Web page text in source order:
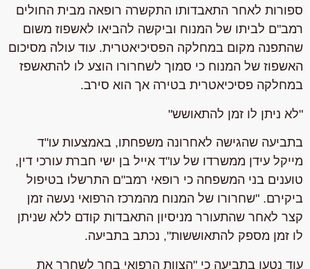
ספורות לאחר התאבדותו התקשרה רופאה מבית החולים
רמב"ם לביתו של המנוח וביקשה להביאו לאשפוז משום
שהתפנה מקום במחלקה הפסיכיאטרית. עוד עולה מסיכום
האשפוז של המנוח כי סמוך לשחרורו הוצע לו להתאשפז
במחלקה פסיכיאטרית בטירה אך הוא סירב.
"לא ניתן לו זמן להתאושש"
בתביעה שהגישה לאחרונה משפחתו, באמצעות עו"ד
מייקל עידן ממשרדו של עו"ד אייל בן ישי חברת עורכי דין,
טוענים בני המשפחה כי רופאי רמב"ם התרשלו בטיפול
ביקירם. "שחרורו של המנוח מהמרכז הרפואי נעשה זמן
קצר לאחר שהתעורר מניסיון התאבדות קודם ללא שניתן
לו זמן מספק להתאוששות", נכתב בתביעה.
עוד נטען בתביעה כי "הצוות הרפואי בחר לשחרר את